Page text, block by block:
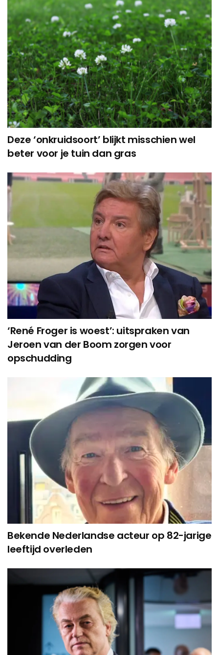
Deze ‘onkruidsoort’ blijkt misschien wel
beter voor je tuin dan gras
‘René Froger is woest’: uitspraken van
Jeroen van der Boom zorgen voor
opschudding
Bekende Nederlandse acteur op 82-jarige
leeftijd overleden